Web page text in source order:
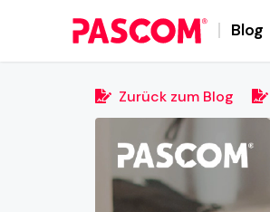
Blog
Zurück zum Blog